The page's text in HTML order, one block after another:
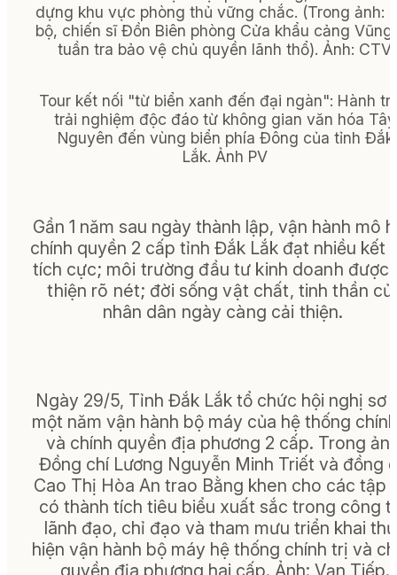
dựng khu vực phòng thủ vững chắc. (Trong ảnh:
bộ, chiến sĩ Đồn Biên phòng Cửa khẩu cảng Vũng
tuần tra bảo vệ chủ quyền lãnh thổ). Ảnh: CTV.
Tour kết nối "từ biển xanh đến đại ngàn": Hành
trải nghiệm độc đáo từ không gian văn hóa Tây
Nguyên đến vùng biển phía Đông của tỉnh Đắk
Lắk. Ảnh PV
Gần 1 năm sau ngày thành lập, vận hành mô
chính quyền 2 cấp tỉnh Đắk Lắk đạt nhiều kết
tích cực; môi trường đầu tư kinh doanh được
thiện rõ nét; đời sống vật chất, tinh thần
nhân dân ngày càng cải thiện.
Ngày 29/5, Tỉnh Đắk Lắk tổ chức hội nghị sơ
một năm vận hành bộ máy của hệ thống
và chính quyền địa phương 2 cấp. Trong
Đồng chí Lương Nguyễn Minh Triết và đồng
Cao Thị Hòa An trao Bằng khen cho các tập
có thành tích tiêu biểu xuất sắc trong công
lãnh đạo, chỉ đạo và tham mưu triển khai
hiện vận hành bộ máy hệ thống chính trị và
quyền địa phương hai cấp. Ảnh: Vạn Tiếp.